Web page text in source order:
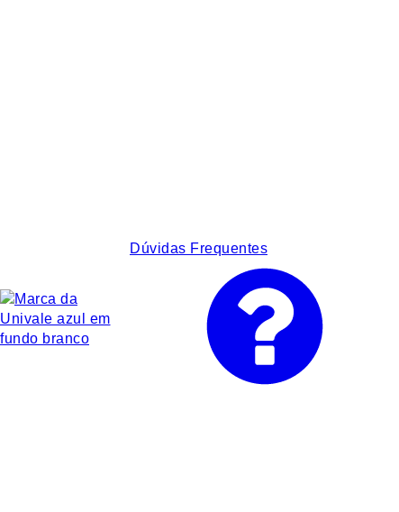
Dúvidas Frequentes